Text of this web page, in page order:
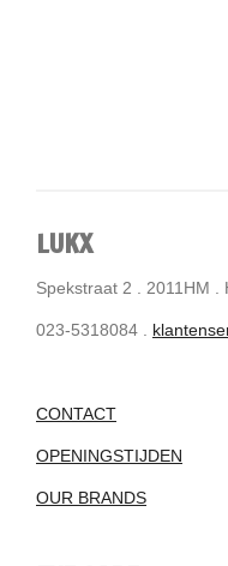
LUKX
Spekstraat 2 . 2011HM .
023-5318084 .
CONTACT
OPENINGSTIJDEN
OUR BRANDS